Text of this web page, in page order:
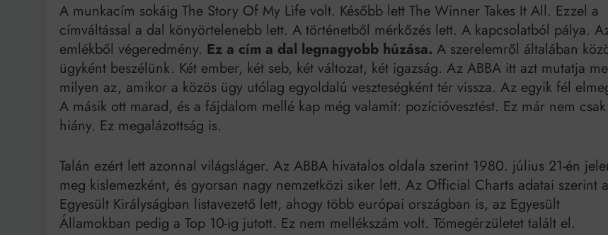
A munkacím sokáig The Story Of My Life volt. Később lett The Winner Takes It All. Ezzel a
címváltással a dal könyörtelenebb lett. A történetből mérkőzés lett. A kapcsolatból pálya.
emlékből végeredmény. Ez a cím a dal legnagyobb húzása. A szerelemről általában
ügyként beszélünk. Két ember, két seb, két változat, két igazság. Az ABBA itt azt mutatja
milyen az, amikor a közös ügy utólag egyoldalú veszteségként tér vissza. Az egyik fél
A másik ott marad, és a fájdalom mellé kap még valamit: pozícióvesztést. Ez már nem csak
hiány. Ez megalázottság is.
Talán ezért lett azonnal világsláger. Az ABBA hivatalos oldala szerint 1980. július 21-én
meg kislemezként, és gyorsan nagy nemzetközi siker lett. Az Official Charts adatai szerint
Egyesült Királyságban listavezető lett, ahogy több európai országban is, az Egyesült
Államokban pedig a Top 10-ig jutott. Ez nem mellékszám volt. Tömegérzületet talált el.